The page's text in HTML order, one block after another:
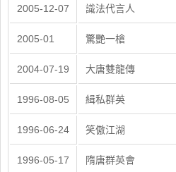
2005-12-07 識法代言人
2005-01 驚艷一槍
2004-07-19 大唐雙龍傳
1996-08-05 緝私群英
1996-06-24 笑傲江湖
1996-05-17 隋唐群英會